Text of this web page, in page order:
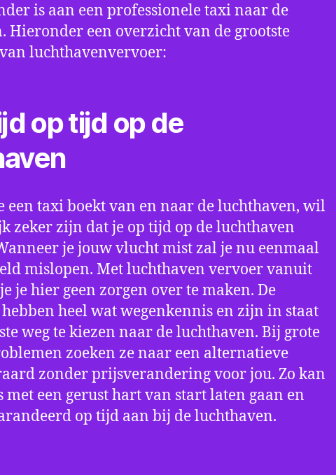
is aan een professionele taxi naar de
Hieronder een overzicht van de grootste
luchthavenvervoer:
op tijd op de
een taxi boekt van en naar de luchthaven, wil
zeker zijn dat je op tijd op de luchthaven
je jouw vlucht mist zal je nu eenmaal
mislopen. Met luchthaven vervoer vanuit
je hier geen zorgen over te maken. De
heel wat wegenkennis en zijn in staat
weg te kiezen naar de luchthaven. Bij grote
zoeken ze naar een alternatieve
zonder prijsverandering voor jou. Zo kan
met een gerust hart van start laten gaan en
op tijd aan bij de luchthaven.